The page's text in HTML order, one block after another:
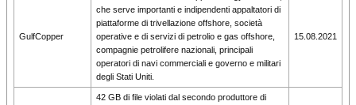
GulfCopper
che serve importanti e indipendenti appaltatori di
piattaforme di trivellazione offshore, società
operative e di servizi di petrolio e gas offshore,
compagnie petrolifere nazionali, principali
operatori di navi commerciali e governo e militari
degli Stati Uniti.
15.08.2021
42 GB di file violati dal secondo produttore di